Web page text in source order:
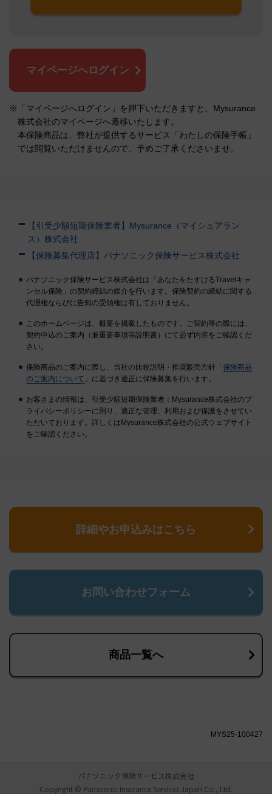
マイページへログイン
※「マイページへログイン」を押下いただきますと、Mysurance
株式会社のマイページへ遷移いたします。
本保険商品は、弊社が提供するサービス「わたしの保険手帳」
では閲覧いただけませんので、予めご了承くださいませ。
【引受少額短期保険業者】Mysurance（マイシュアラン
ス）株式会社
【保険募集代理店】パナソニック保険サービス株式会社
パナソニック保険サービス株式会社は「あなたをたすけるTravelキャ
ンセル保険」の契約締結の媒介を行います。保険契約の締結に関する
代理権ならびに告知の受領権は有しておりません。
このホームページは、概要を掲載したものです。ご契約等の際には、
契約申込のご案内（兼重要事項等説明書）にて必ず内容をご確認くだ
さい。
保険商品のご案内に際し、当社の比較説明・推奨販売方針「保険商品
のご案内について 」に基づき適正に保険募集を行います。
お客さまの情報は、引受少額短期保険業者：Mysurance株式会社のプ
ライバシーポリシーに則り、適正な管理、利用および保護をさせてい
ただいております。詳しくはMysurance株式会社の公式ウェブサイト
をご確認ください。
詳細やお申込みはこちら
お問い合わせフォーム
商品一覧へ
MYS25-100427
パナソニック保険サービス株式会社
Copyright © Panasonic Insurance Services Japan Co., Ltd.